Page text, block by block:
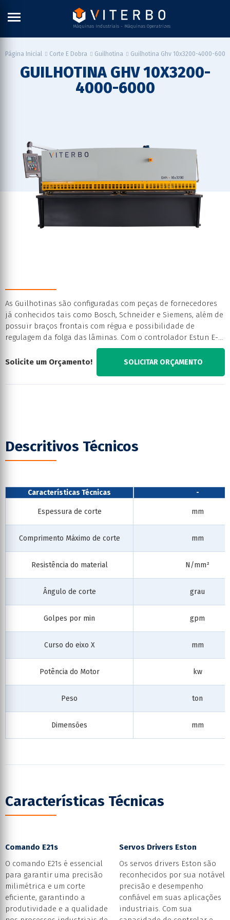
Máquinas Industriais - Máquinas Operatrizes
Página Inicial Corte E Dobra Guilhotina Guilhotina Ghv 10x3200-4000-6000
GUILHOTINA GHV 10X3200-
4000-6000
As Guilhotinas são configuradas com peças de fornecedores
já conhecidos tais como Bosch, Schneider e Siemens, além de
possuir braços frontais com régua e possibilidade de
regulagem da folga das lâminas. Com o controlador Estun E-
21S é possível armazenar até 40 memórias de corte,
promovendo agilidade na produção.
Solicite um Orçamento! SOLICITAR ORÇAMENTO
Descritivos Técnicos
Características Técnicas
Espessura de corte
Comprimento Máximo de corte
Resistência do material
Ângulo de corte
Golpes por min
Curso do eixo X
Potência do Motor
Peso
Dimensões
-
mm
mm
N/mm²
grau
gpm
mm
kw
ton
mm
Características Técnicas
Comando E21s
O comando E21s é essencial
para garantir uma precisão
milimétrica e um corte
eficiente, garantindo a
produtividade e a qualidade
Servos Drivers Eston
Os servos drivers Eston são
reconhecidos por sua notável
precisão e desempenho
confiável em suas aplicações
industriais. Com sua